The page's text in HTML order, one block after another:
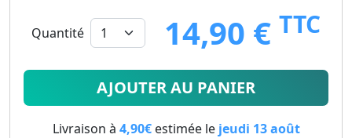
Quantité 14,90 € TTC
14.9€
AJOUTER AU PANIER
Livraison à 4,90€estimée le jeudi 13 août